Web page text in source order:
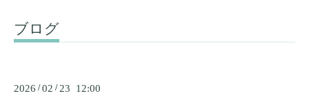
ブログ
2026 /02 / 23 12:00